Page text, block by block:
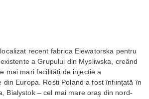
recent fabrica Elewatorska pentru
a Grupului din Mysliwska, creând
mai mari facilități de injecție a
din Europa. Rosti Poland a fost înființată în
Bialystok – cel mai mare oraș din nord-